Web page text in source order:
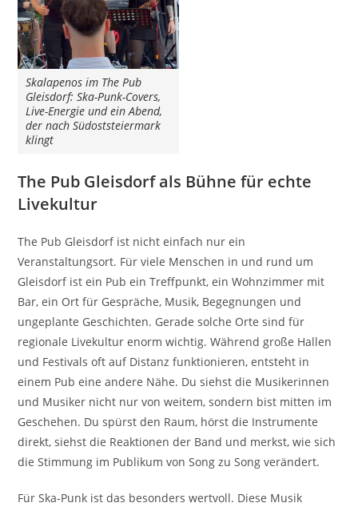
Skalapenos im The Pub
Gleisdorf: Ska-Punk-Covers,
Live-Energie und ein Abend,
der nach Südoststeiermark
klingt
The Pub Gleisdorf als Bühne für echte
Livekultur
The Pub Gleisdorf ist nicht einfach nur ein
Veranstaltungsort. Für viele Menschen in und rund um
Gleisdorf ist ein Pub ein Treffpunkt, ein Wohnzimmer mit
Bar, ein Ort für Gespräche, Musik, Begegnungen und
ungeplante Geschichten. Gerade solche Orte sind für
regionale Livekultur enorm wichtig. Während große Hallen
und Festivals oft auf Distanz funktionieren, entsteht in
einem Pub eine andere Nähe. Du siehst die Musikerinnen
und Musiker nicht nur von weitem, sondern bist mitten im
Geschehen. Du spürst den Raum, hörst die Instrumente
direkt, siehst die Reaktionen der Band und merkst, wie sich
die Stimmung im Publikum von Song zu Song verändert.
Für Ska-Punk ist das besonders wertvoll. Diese Musik